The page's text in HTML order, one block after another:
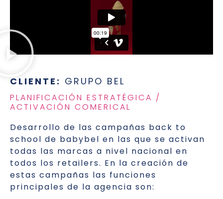
CLIENTE: GRUPO BEL
PLANIFICACIÓN ESTRATÉGICA /
ACTIVACIÓN COMERICAL
Desarrollo de las campañas back to
school de babybel en las que se activan
todas las marcas a nivel nacional en
todos los retailers. En la creación de
estas campañas las funciones
principales de la agencia son: